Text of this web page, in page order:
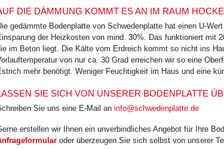
DIE DÄMMUNG KOMMT ES AN IM RAUM
gedämmte Bodenplatte von Schwedenplatte hat einen U-
der Heizkosten von mind. 30%. Das funktioniert mit
im Beton liegt. Die Kälte vom Erdreich kommt so nicht ins
von nur ca. 30 Grad erreichen wir so eine
mehr benötigt. Weniger Feuchtigkeit im Haus und eine
SIE SICH VON UNSERER BODENPLATTE
Sie uns eine E-Mail an info@schwedenplatte.de
erstellen wir Ihnen ein unverbindliches Angebot für Ihre
oder überzeugen Sie sich selbst von unserer